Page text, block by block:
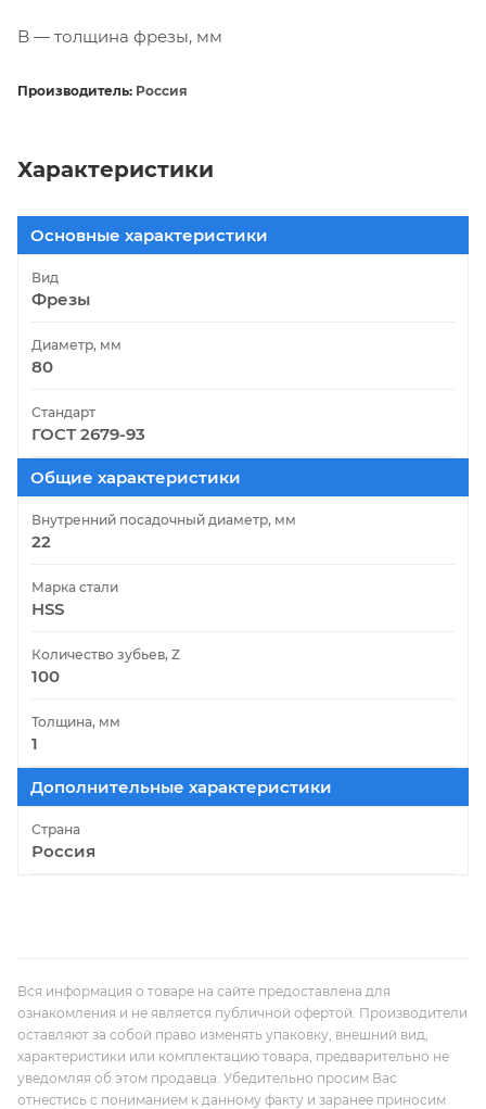
B — толщина фрезы, мм
Производитель: Россия
Характеристики
Основные характеристики
Вид
Фрезы
Диаметр, мм
80
Стандарт
ГОСТ 2679-93
Общие характеристики
Внутренний посадочный диаметр, мм
22
Марка стали
HSS
Количество зубьев, Z
100
Толщина, мм
1
Дополнительные характеристики
Страна
Россия
Вся информация о товаре на сайте предоставлена для
ознакомления и не является публичной офертой. Производители
оставляют за собой право изменять упаковку, внешний вид,
характеристики или комплектацию товара, предварительно не
уведомляя об этом продавца. Убедительно просим Вас
отнестись с пониманием к данному факту и заранее приносим